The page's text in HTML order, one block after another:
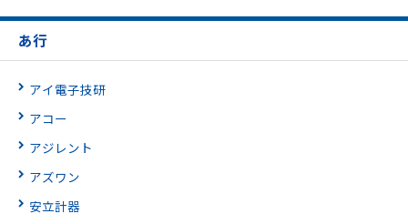
あ行
アイ電子技研
アコー
アジレント
アズワン
安立計器